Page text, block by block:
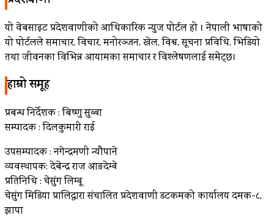
यो वेबसाइट प्रदेशवाणीको आधिकारिक न्युज पोर्टल हो । नेपाली भाषाको
यो पोर्टलले समाचार, विचार, मनोरञ्जन, खेल, विश्व, सूचना प्रविधि, भिडियो
तथा जीवनका विभिन्न आयामका समाचार र विश्लेषणलाई समेट्छ।
हाम्रो समूह
प्रबन्ध निर्देशक : बिष्णु सुब्बा
सम्पादक : दिलकुमारी राई
उपसम्पादक : नगेन्द्रमणी न्यौपाने
व्यवस्थापक: देबेन्द्र राज आङदेम्बे
प्रतिनिधि : चेसुंग लिम्बू
चेसुंग मिडिया प्रालिद्वारा संचालित प्रदेशवाणी डटकमको कार्यालय दमक-८,
झापा